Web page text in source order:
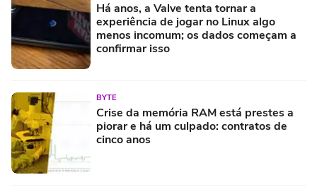
Há anos, a Valve tenta tornar a
experiência de jogar no Linux algo
menos incomum; os dados começam a
confirmar isso
BYTE
Crise da memória RAM está prestes a
piorar e há um culpado: contratos de
cinco anos